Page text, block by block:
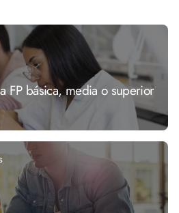
FP básica, media o superior